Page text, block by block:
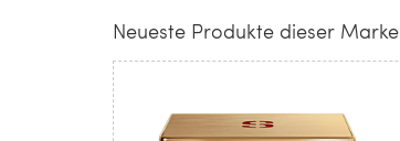
Neueste Produkte dieser Marke